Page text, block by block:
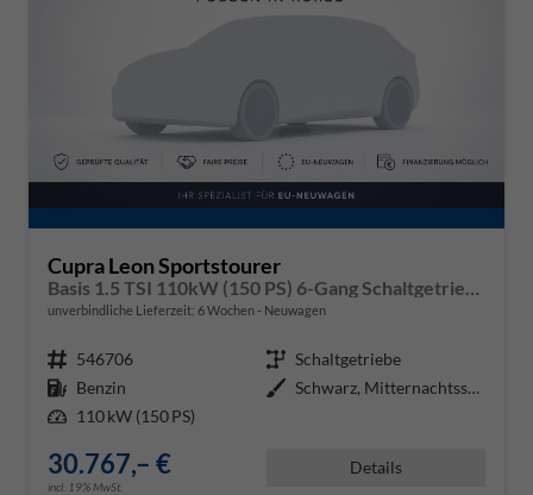
Cupra Leon Sportstourer
unverbindliche Lieferzeit: 6 Wochen Neuwagen
Fahrzeugnr. 546706 Getriebe Schaltgetriebe
Kraftstoff Benzin Außenfarbe
Schwarz, Mitternachtsschwarz (0E
Leistung 110 kW (150 PS)
30.767,– €
incl. 19% MwSt.
Details